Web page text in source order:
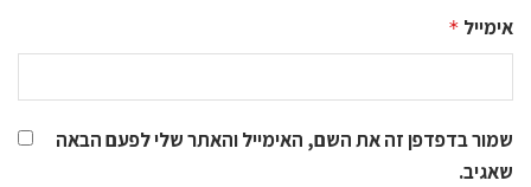
אימייל *
שמור בדפדפן זה את השם, האימייל והאתר שלי לפעם הבאה
שאגיב.